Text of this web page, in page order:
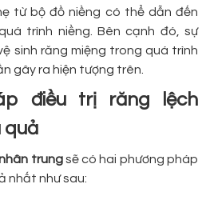
từ bộ đồ niềng có thể dẫn đến
trình niềng. Bên cạnh đó, sự
sinh răng miệng trong quá trình
gây ra hiện tượng trên.
điều trị răng lệch
quả
trungsẽ có hai phương pháp
nhất như sau: